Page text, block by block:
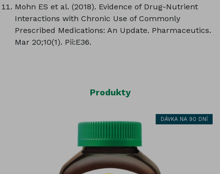
Mohn ES et al. (2018). Evidence of Drug-Nutrient
Interactions with Chronic Use of Commonly
Prescribed Medications: An Update. Pharmaceutics.
Mar 20;10(1). Pii:E36.
Produkty
DÁVKA NA 90 DNÍ